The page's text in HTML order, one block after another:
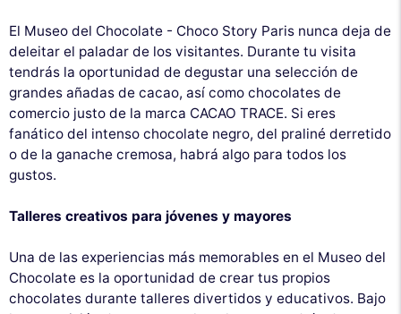
El Museo del Chocolate - Choco Story Paris nunca deja de
deleitar el paladar de los visitantes. Durante tu visita
tendrás la oportunidad de degustar una selección de
grandes añadas de cacao, así como chocolates de
comercio justo de la marca CACAO TRACE. Si eres
fanático del intenso chocolate negro, del praliné derretido
o de la ganache cremosa, habrá algo para todos los
gustos.
Talleres creativos para jóvenes y mayores
Una de las experiencias más memorables en el Museo del
Chocolate es la oportunidad de crear tus propios
chocolates durante talleres divertidos y educativos. Bajo